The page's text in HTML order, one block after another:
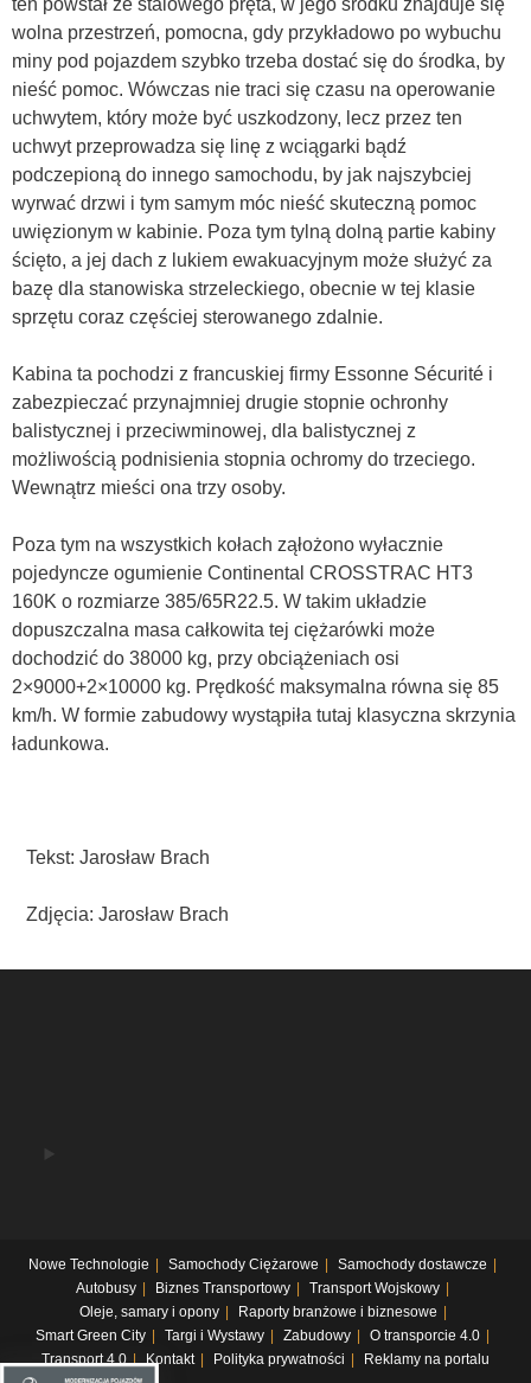
ten powstał ze stalowego pręta, w jego środku znajduje się
wolna przestrzeń, pomocna, gdy przykładowo po wybuchu
miny pod pojazdem szybko trzeba dostać się do środka, by
nieść pomoc. Wówczas nie traci się czasu na operowanie
uchwytem, który może być uszkodzony, lecz przez ten
uchwyt przeprowadza się linę z wciągarki bądź
podczepioną do innego samochodu, by jak najszybciej
wyrwać drzwi i tym samym móc nieść skuteczną pomoc
uwięzionym w kabinie. Poza tym tylną dolną partie kabiny
ścięto, a jej dach z lukiem ewakuacyjnym może służyć za
bazę dla stanowiska strzeleckiego, obecnie w tej klasie
sprzętu coraz częściej sterowanego zdalnie.
Kabina ta pochodzi z francuskiej firmy Essonne Sécurité i
zabezpieczać przynajmniej drugie stopnie ochronhy
balistycznej i przeciwminowej, dla balistycznej z
możliwością podnisienia stopnia ochromy do trzeciego.
Wewnątrz mieści ona trzy osoby.
Poza tym na wszystkich kołach ząłożono wyłacznie
pojedyncze ogumienie Continental CROSSTRAC HT3
160K o rozmiarze 385/65R22.5. W takim układzie
dopuszczalna masa całkowita tej ciężarówki może
dochodzić do 38000 kg, przy obciążeniach osi
2×9000+2×10000 kg. Prędkość maksymalna równa się 85
km/h. W formie zabudowy wystąpiła tutaj klasyczna skrzynia
ładunkowa.
Tekst: Jarosław Brach
Zdjęcia: Jarosław Brach
Nowe Technologie Samochody Ciężarowe
Samochody dostawcze
Autobusy
Biznes Transportowy
Transport Wojskowy
Oleje, samary i opony
Raporty branżowe i biznesowe
Smart Green City
Targi i Wystawy Zabudowy
O transporcie 4.0
Transport 4.0
Kontakt Polityka prywatności Reklamy na portalu